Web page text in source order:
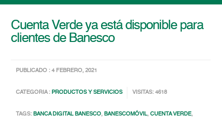
Cuenta Verde ya está disponible para
clientes de Banesco
PUBLICADO : 4 FEBRERO, 2021
CATEGORIA : PRODUCTOS Y SERVICIOS VISITAS: 4618
TAGS:BANCA DIGITAL BANESCO,BANESCOMÓVIL,CUENTA VERDE,